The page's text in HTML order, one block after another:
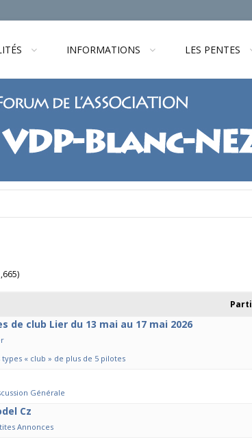
INFORMATIONS LES PENTES
de club Lier du 13 mai au 17 mai 2026
« club » de plus de 5 pilotes
Générale
Cz
Annonces